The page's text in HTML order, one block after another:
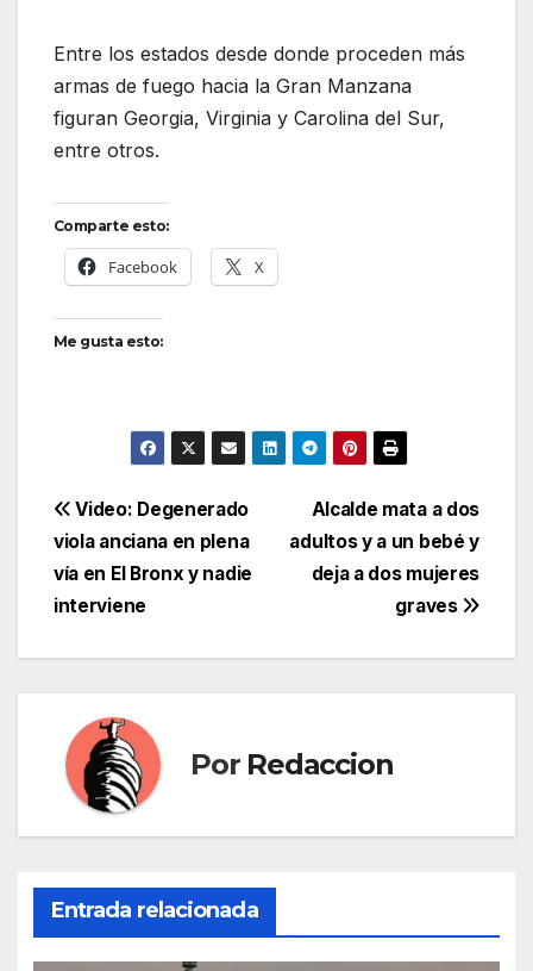
Entre los estados desde donde proceden más
armas de fuego hacia la Gran Manzana
figuran Georgia, Virginia y Carolina del Sur,
entre otros.
Comparte esto:
Facebook X
Me gusta esto:
Navegación
de
entradas
Alcalde mata a dos
adultos y a un bebé y
deja a dos mujeres
graves
Video: Degenerado
viola anciana en plena
vía en El Bronx y nadie
interviene
Por Redaccion
Entrada relacionada